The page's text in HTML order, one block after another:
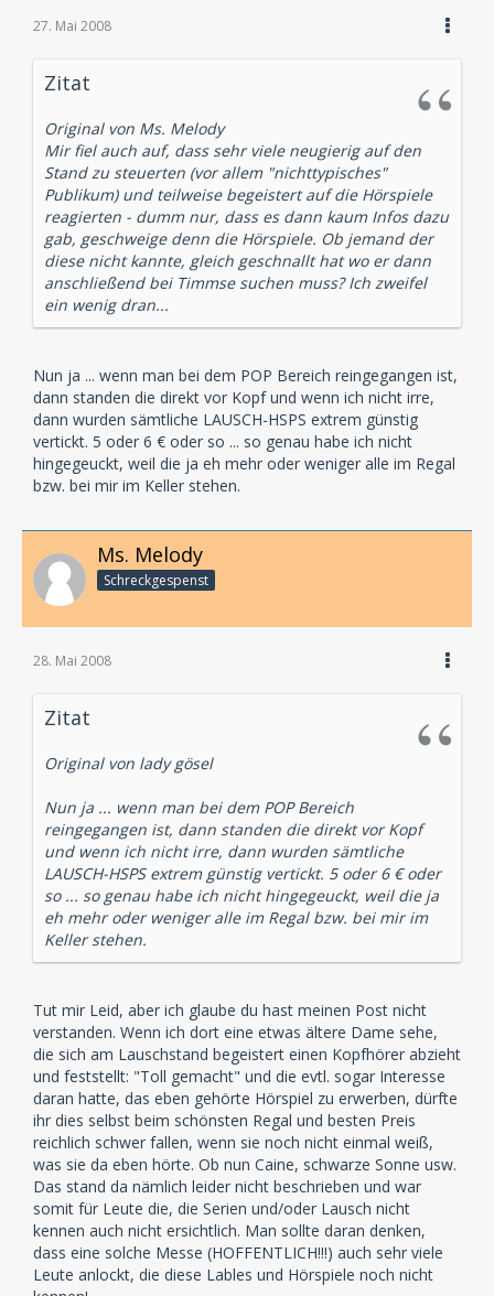
27. Mai 2008
Zitat
Original von Ms. Melody
Mir fiel auch auf, dass sehr viele neugierig auf den
Stand zu steuerten (vor allem "nichttypisches"
Publikum) und teilweise begeistert auf die Hörspiele
reagierten - dumm nur, dass es dann kaum Infos dazu
gab, geschweige denn die Hörspiele. Ob jemand der
diese nicht kannte, gleich geschnallt hat wo er dann
anschließend bei Timmse suchen muss? Ich zweifel
ein wenig dran...
Nun ja ... wenn man bei dem POP Bereich reingegangen ist,
dann standen die direkt vor Kopf und wenn ich nicht irre,
dann wurden sämtliche LAUSCH-HSPS extrem günstig
vertickt. 5 oder 6 € oder so ... so genau habe ich nicht
hingegeuckt, weil die ja eh mehr oder weniger alle im Regal
bzw. bei mir im Keller stehen.
Ms. Melody
Schreckgespenst
28. Mai 2008
Zitat
Original von lady gösel
Nun ja ... wenn man bei dem POP Bereich
reingegangen ist, dann standen die direkt vor Kopf
und wenn ich nicht irre, dann wurden sämtliche
LAUSCH-HSPS extrem günstig vertickt. 5 oder 6 € oder
so ... so genau habe ich nicht hingegeuckt, weil die ja
eh mehr oder weniger alle im Regal bzw. bei mir im
Keller stehen.
Tut mir Leid, aber ich glaube du hast meinen Post nicht
verstanden. Wenn ich dort eine etwas ältere Dame sehe,
die sich am Lauschstand begeistert einen Kopfhörer abzieht
und feststellt: "Toll gemacht" und die evtl. sogar Interesse
daran hatte, das eben gehörte Hörspiel zu erwerben, dürfte
ihr dies selbst beim schönsten Regal und besten Preis
reichlich schwer fallen, wenn sie noch nicht einmal weiß,
was sie da eben hörte. Ob nun Caine, schwarze Sonne usw.
Das stand da nämlich leider nicht beschrieben und war
somit für Leute die, die Serien und/oder Lausch nicht
kennen auch nicht ersichtlich. Man sollte daran denken,
dass eine solche Messe (HOFFENTLICH!!!) auch sehr viele
Leute anlockt, die diese Lables und Hörspiele noch nicht